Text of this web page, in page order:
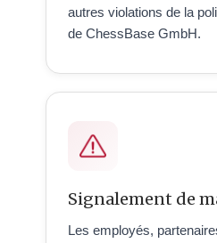
autres violations de la
de ChessBase GmbH.
Signalement de
Les employés,